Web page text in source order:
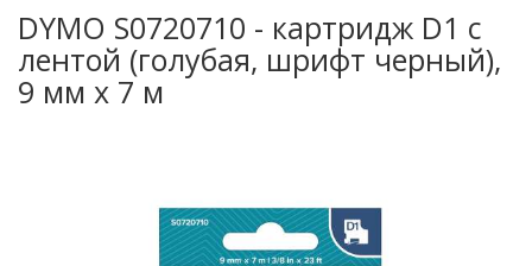
DYMO S0720710 - картридж D1 с
лентой (голубая, шрифт черный),
9 мм х 7 м